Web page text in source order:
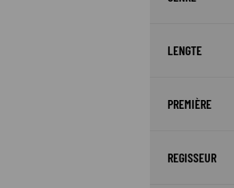
LENGTE
PREMIÈRE
REGISSEUR